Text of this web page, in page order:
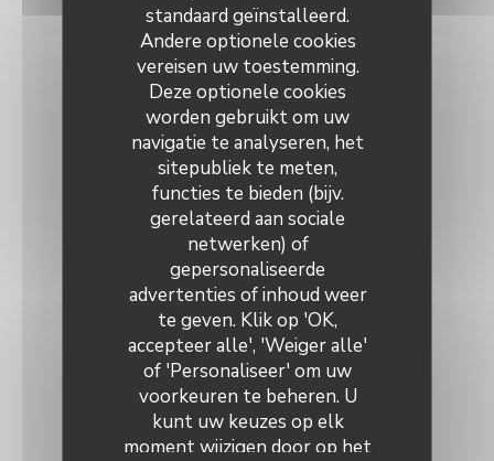
standaard geïnstalleerd.
Andere optionele cookies
vereisen uw toestemming.
Deze optionele cookies
worden gebruikt om uw
navigatie te analyseren, het
sitepubliek te meten,
functies te bieden (bijv.
gerelateerd aan sociale
netwerken) of
gepersonaliseerde
advertenties of inhoud weer
te geven. Klik op 'OK,
accepteer alle', 'Weiger alle'
of 'Personaliseer' om uw
voorkeuren te beheren. U
kunt uw keuzes op elk
moment wijzigen door op het
Restaurant Petit Cdlys
rue Ligue du Coin de Terre 8 7780 Comines
MENU --> https://www.cdlys.be/au-
quotidien/restaurants/les-menus-de-la-semaine
https://www.cdlys.be/au-quotidien/restaurants/les-
menus-de-la-semaine